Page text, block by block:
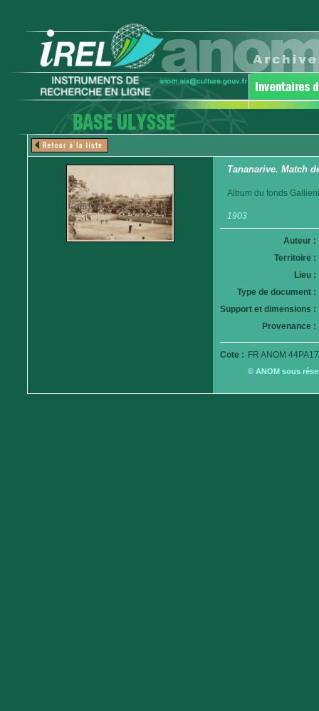
Tananarive. Match
Album du fonds
1903
Auteur :
Territoire :
Lieu :
Type de document :
Support et dimensions :
Provenance :
Cote : FR ANOM
© ANOM sous